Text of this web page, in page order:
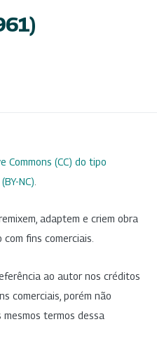
Commons (CC) do tipo
NC)
adaptem e criem obra
fins comerciais.
ao autor nos créditos
comerciais, porém não
termos dessa